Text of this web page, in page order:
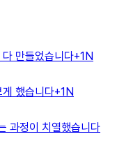
만들었습니다+1 N
했습니다+1 N
과정이 치열했습니다